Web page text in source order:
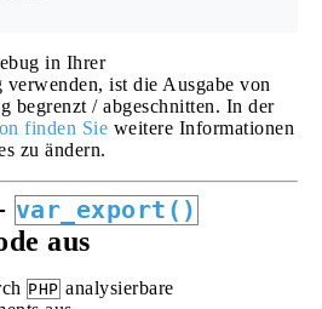
in Ihrer
ist die Ausgabe von
begrenzt / abgeschnitten. In der
finden Sie weitere Informationen
zu ändern.
var_export()
aus
PHP analysierbare